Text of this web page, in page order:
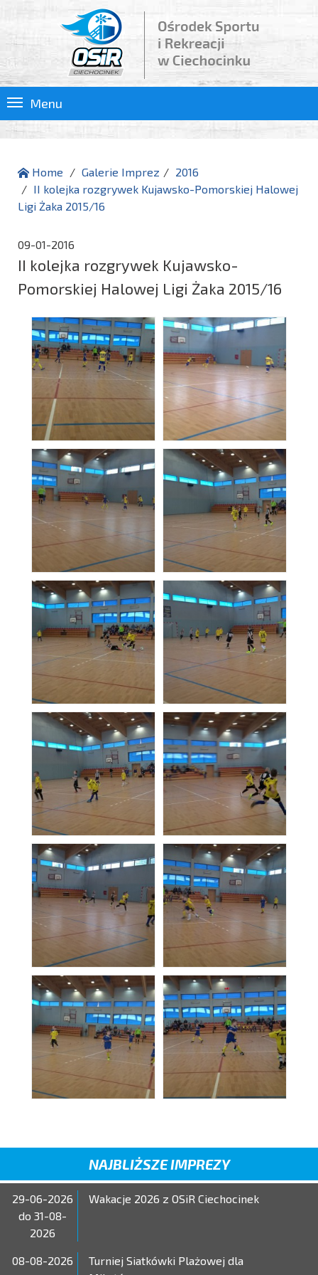
Menu
Home Galerie Imprez
2016
II kolejka rozgrywek Kujawsko-Pomorskiej Halowej
Ligi Żaka 2015/16
09-01-2016
II kolejka rozgrywek Kujawsko-
Pomorskiej Halowej Ligi Żaka 2015/16
NAJBLIŻSZE IMPREZY
29-06-2026
do 31-08-
2026
Wakacje 2026 z OSiR Ciechocinek
08-08-2026
Turniej Siatkówki Plażowej dla